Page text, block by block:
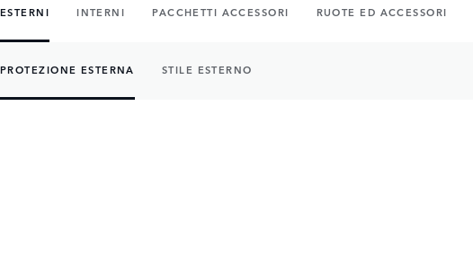
ESTERNI INTERNI PACCHETTI ACCESSORI RUOTE ED ACCESSORI
PROTEZIONE ESTERNA STILE ESTERNO